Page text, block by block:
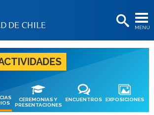
MENÚ
BIBLIOTECAS
LA UNIVERSIDAD
Postulantes
Estudiantes
Académicas/os
CEREMONIAS Y
PRESENTACIONES
ENCUENTROS EXPOSICIONES